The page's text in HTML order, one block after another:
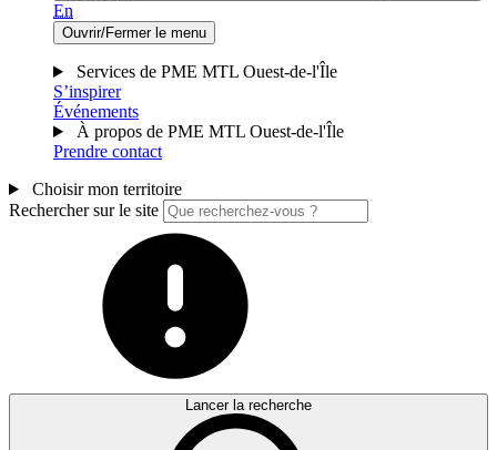
En
Ouvrir/Fermer le menu
Services de PME MTL Ouest-de-l'Île
S’inspirer
Événements
À propos de PME MTL Ouest-de-l'Île
Prendre contact
Choisir mon territoire
Rechercher sur le site
Lancer la recherche